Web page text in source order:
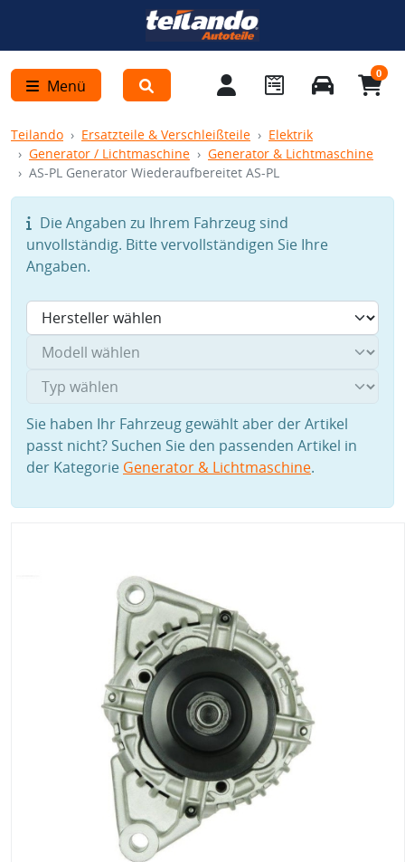
Menü
0
Teilando Ersatzteile & Verschleißteile
Elektrik
Generator / Lichtmaschine
Generator & Lichtmaschine
AS-PL Generator Wiederaufbereitet AS-PL
Die Angaben zu Ihrem Fahrzeug sind
unvollständig. Bitte vervollständigen Sie Ihre
Angaben.
Sie haben Ihr Fahrzeug gewählt aber der Artikel
passt nicht? Suchen Sie den passenden Artikel in
der Kategorie Generator & Lichtmaschine.